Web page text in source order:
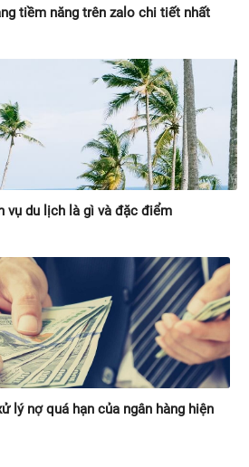
tiềm năng trên zalo chi tiết nhất
vụ du lịch là gì và đặc điểm
lý nợ quá hạn của ngân hàng hiện